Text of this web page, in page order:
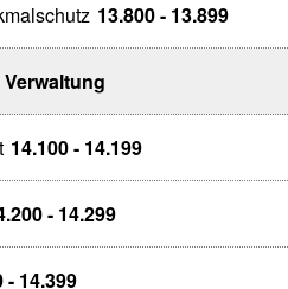
13.800 - 13.899
14.100 - 14.199
- 14.299
- 14.399